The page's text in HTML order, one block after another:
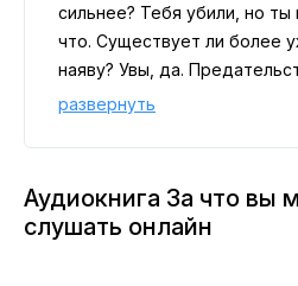
сильнее? Тебя убили, но ты
что. Существует ли более
наяву? Увы, да.
итоге вспомнишь!
развернуть
Аудиокнига За что вы
слушать онлайн